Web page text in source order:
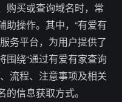
购买或查询域名时，常
助操作。其中，“有爱有
务平台，为用户提供了
围绕“通过有爱有家查询
流程、注意事项及相关
信息获取方式。